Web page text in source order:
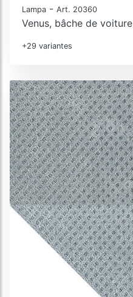
Lampa - Art. 20360
Venus, bâche de voiture
+29 variantes